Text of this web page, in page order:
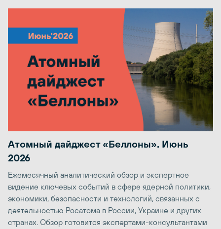
Атомный дайджест «Беллоны». Июнь
2026
Ежемесячный аналитический обзор и экспертное
видение ключевых событий в сфере ядерной политики,
экономики, безопасности и технологий, связанных с
деятельностью Росатома в России, Украине и других
странах. Обзор готовится экспертами-консультантами